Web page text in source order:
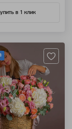
в 1 клик